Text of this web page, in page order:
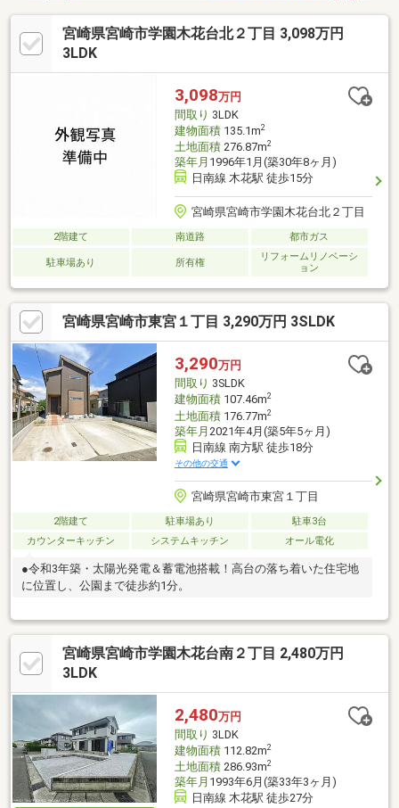
宮崎県宮崎市学園木花台北２丁目 3,098万円
3LDK
3,098万円
間取り 3LDK
建物面積135.1m2
土地面積276.87m2
築年月 1996年1月(築30年8ヶ月)
日南線 木花駅 徒歩15分
宮崎県宮崎市学園木花台北２丁目
2階建て 南道路 都市ガス
駐車場あり 所有権
リフォームリノベーシ
ョン
宮崎県宮崎市東宮１丁目 3,290万円 3SLDK
3,290万円
間取り 3SLDK
建物面積107.46m2
土地面積176.77m2
築年月 2021年4月(築5年5ヶ月)
日南線 南方駅 徒歩18分
その他の交通
宮崎県宮崎市東宮１丁目
2階建て 駐車場あり
駐車3台
カウンターキッチン
システムキッチン オール電化
●令和3年築・太陽光発電＆蓄電池搭載！高台の落ち着いた住宅地
に位置し、公園まで徒歩約1分。
宮崎県宮崎市学園木花台南２丁目 2,480万円
3LDK
2,480万円
間取り 3LDK
建物面積112.82m2
土地面積286.93m2
築年月 1993年6月(築33年3ヶ月)
日南線 木花駅 徒歩27分